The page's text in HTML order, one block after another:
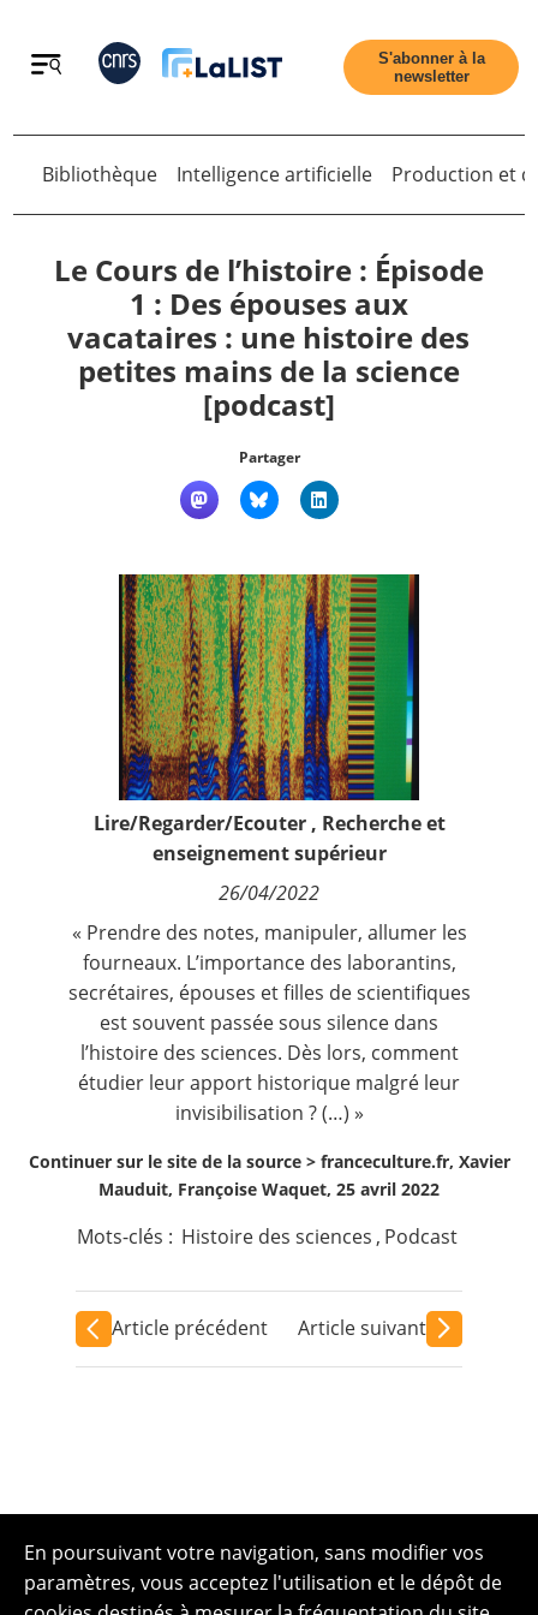
Retour
Accueil
Qui sommes nous ?
Nous suivre
S'abonner à la
newsletter
Retour
Bibliothèque Intelligence artificielle Production et
Le Cours de l’histoire : Épisode
1 : Des épouses aux
vacataires : une histoire des
petites mains de la science
[podcast]
Partager
Lire/Regarder/Ecouter, Recherche et
enseignement supérieur
26/04/2022
« Prendre des notes, manipuler, allumer les
fourneaux. L’importance des laborantins,
secrétaires, épouses et filles de scientifiques
est souvent passée sous silence dans
l’histoire des sciences. Dès lors, comment
étudier leur apport historique malgré leur
invisibilisation ? (…) »
Continuer sur le site de la source > franceculture.fr, Xavier
Mauduit, Françoise Waquet, 25 avril 2022
Mots-clés : Histoire des sciences , Podcast
Article précédent Article suivant
En poursuivant votre navigation, sans modifier vos
paramètres, vous acceptez l'utilisation et le dépôt de